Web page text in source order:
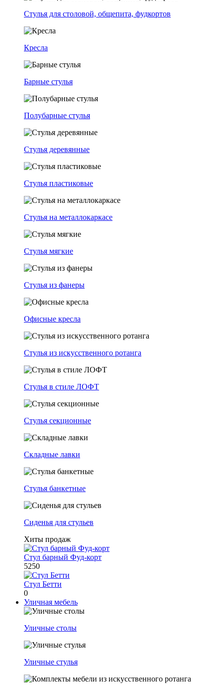
Стулья для столовой, общепита, фудкортов
Кресла
Барные стулья
Полубарные стулья
Стулья деревянные
Стулья пластиковые
Стулья на металлокаркасе
Стулья мягкие
Стулья из фанеры
Офисные кресла
Стулья из искусственного ротанга
Стулья в стиле ЛОФТ
Стулья секционные
Складные лавки
Стулья банкетные
Сиденья для стульев
Хиты продаж
Стул барный Фуд-корт
5250
Стул Бетти
0
Уличная мебель
Уличные столы
Уличные стулья